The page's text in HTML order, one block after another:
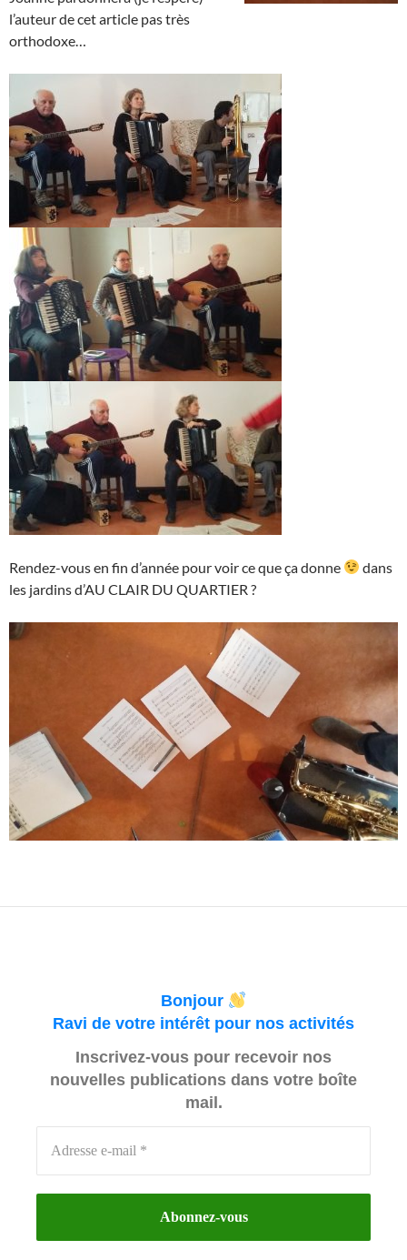
l’auteur de cet article pas très
orthodoxe…
Rendez-vous en fin d’année pour voir ce que ça donne
dans
les jardins d’AU CLAIR DU QUARTIER ?
Bonjour
Ravi de votre intérêt pour nos activités
Inscrivez-vous pour recevoir nos
nouvelles publications dans votre boîte
mail.